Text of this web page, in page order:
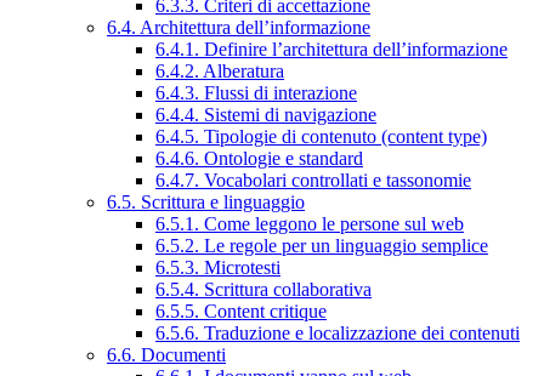
6.3.3. Criteri di accettazione
6.4. Architettura dell’informazione
6.4.1. Definire l’architettura dell’informazione
6.4.2. Alberatura
6.4.3. Flussi di interazione
6.4.4. Sistemi di navigazione
6.4.5. Tipologie di contenuto (content type)
6.4.6. Ontologie e standard
6.4.7. Vocabolari controllati e tassonomie
6.5. Scrittura e linguaggio
6.5.1. Come leggono le persone sul web
6.5.2. Le regole per un linguaggio semplice
6.5.3. Microtesti
6.5.4. Scrittura collaborativa
6.5.5. Content critique
6.5.6. Traduzione e localizzazione dei contenuti
6.6. Documenti